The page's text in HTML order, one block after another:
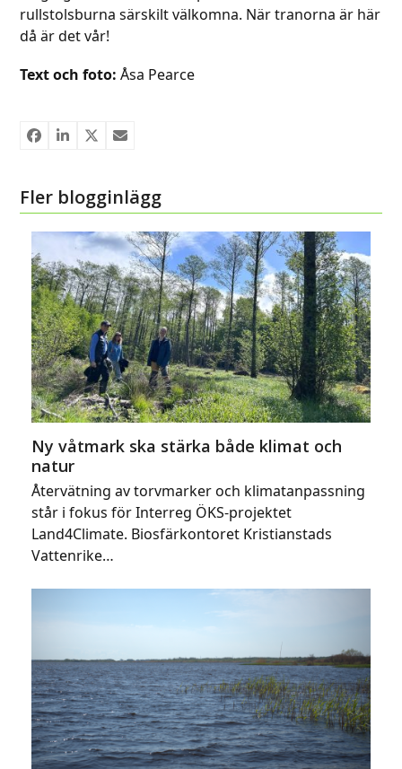
rullstolsburna särskilt välkomna. När tranorna är här
då är det vår!
Text och foto: Åsa Pearce
Fler blogginlägg
Ny våtmark ska stärka både klimat och
natur
Återvätning av torvmarker och klimatanpassning
står i fokus för Interreg ÖKS-projektet
Land4Climate. Biosfärkontoret Kristianstads
Vattenrike…